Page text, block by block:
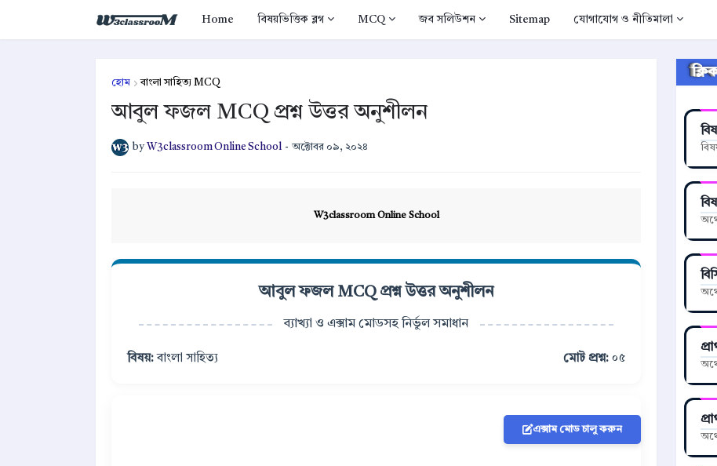
Home বিষয়ভিত্তিক ব্লগ MCQ জব সলিউশন Sitemap যোগাযোগ ও নীতিমালা
হোম বাংলা সাহিত্য MCQ
আবুল ফজল MCQ প্রশ্ন উত্তর অনুশীলন
by W3classroom Online School - অক্টোবর ০৯, ২০২৪
W3classroom Online School
আবুল ফজল MCQ প্রশ্ন উত্তর অনুশীলন
ব্যাখ্যা ও এক্সাম মোডসহ নির্ভুল সমাধান
বিষয়: বাংলা সাহিত্য মোট প্রশ্ন: ০৫
এক্সাম মোড চালু করুন